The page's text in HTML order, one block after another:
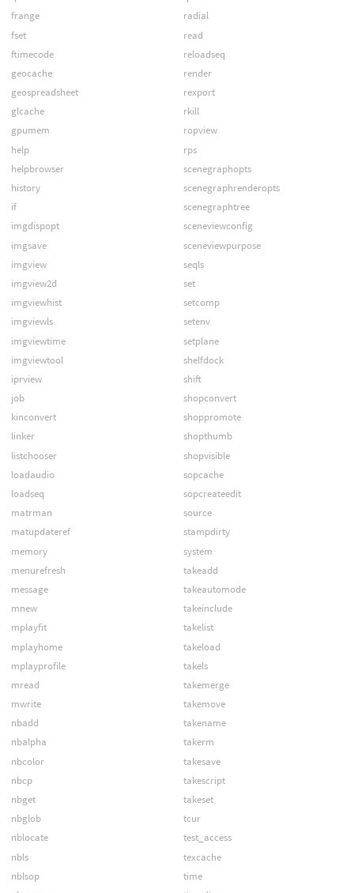
frange
fset
ftimecode
geocache
geospreadsheet
glcache
gpumem
help
helpbrowser
history
if
imgdispopt
imgsave
imgview
imgview2d
imgviewhist
imgviewls
imgviewtime
imgviewtool
iprview
job
kinconvert
linker
listchooser
loadaudio
loadseq
matrman
matupdateref
memory
menurefresh
message
mnew
mplayfit
mplayhome
mplayprofile
mread
mwrite
nbadd
nbalpha
nbcolor
nbcp
nbget
nbglob
nblocate
nbls
nblsop
radial
read
reloadseq
render
rexport
rkill
ropview
rps
scenegraphopts
scenegraphrenderopts
scenegraphtree
sceneviewconfig
sceneviewpurpose
seqls
set
setcomp
setenv
setplane
shelfdock
shift
shopconvert
shoppromote
shopthumb
shopvisible
sopcache
sopcreateedit
source
stampdirty
system
takeadd
takeautomode
takeinclude
takelist
takeload
takels
takemerge
takemove
takename
takerm
takesave
takescript
takeset
tcur
test_access
texcache
time